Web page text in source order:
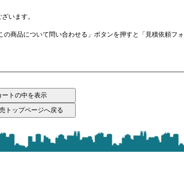
います。
商品について問い合わせる」ボタンを押すと「見積依頼フォ